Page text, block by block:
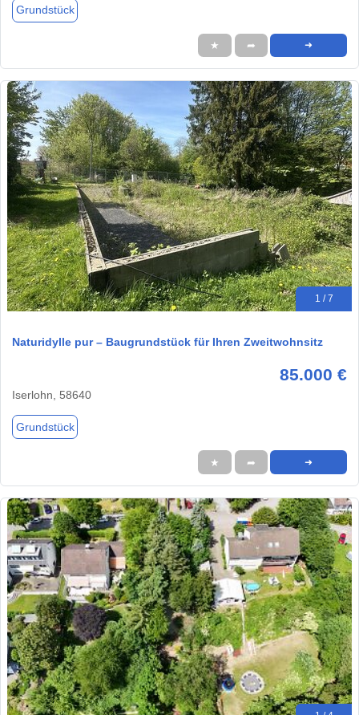
Grundstück
★ ➦ ➜
1 / 7
Naturidylle pur – Baugrundstück für Ihren Zweitwohnsitz
85.000 €
Iserlohn, 58640
Grundstück
★ ➦ ➜